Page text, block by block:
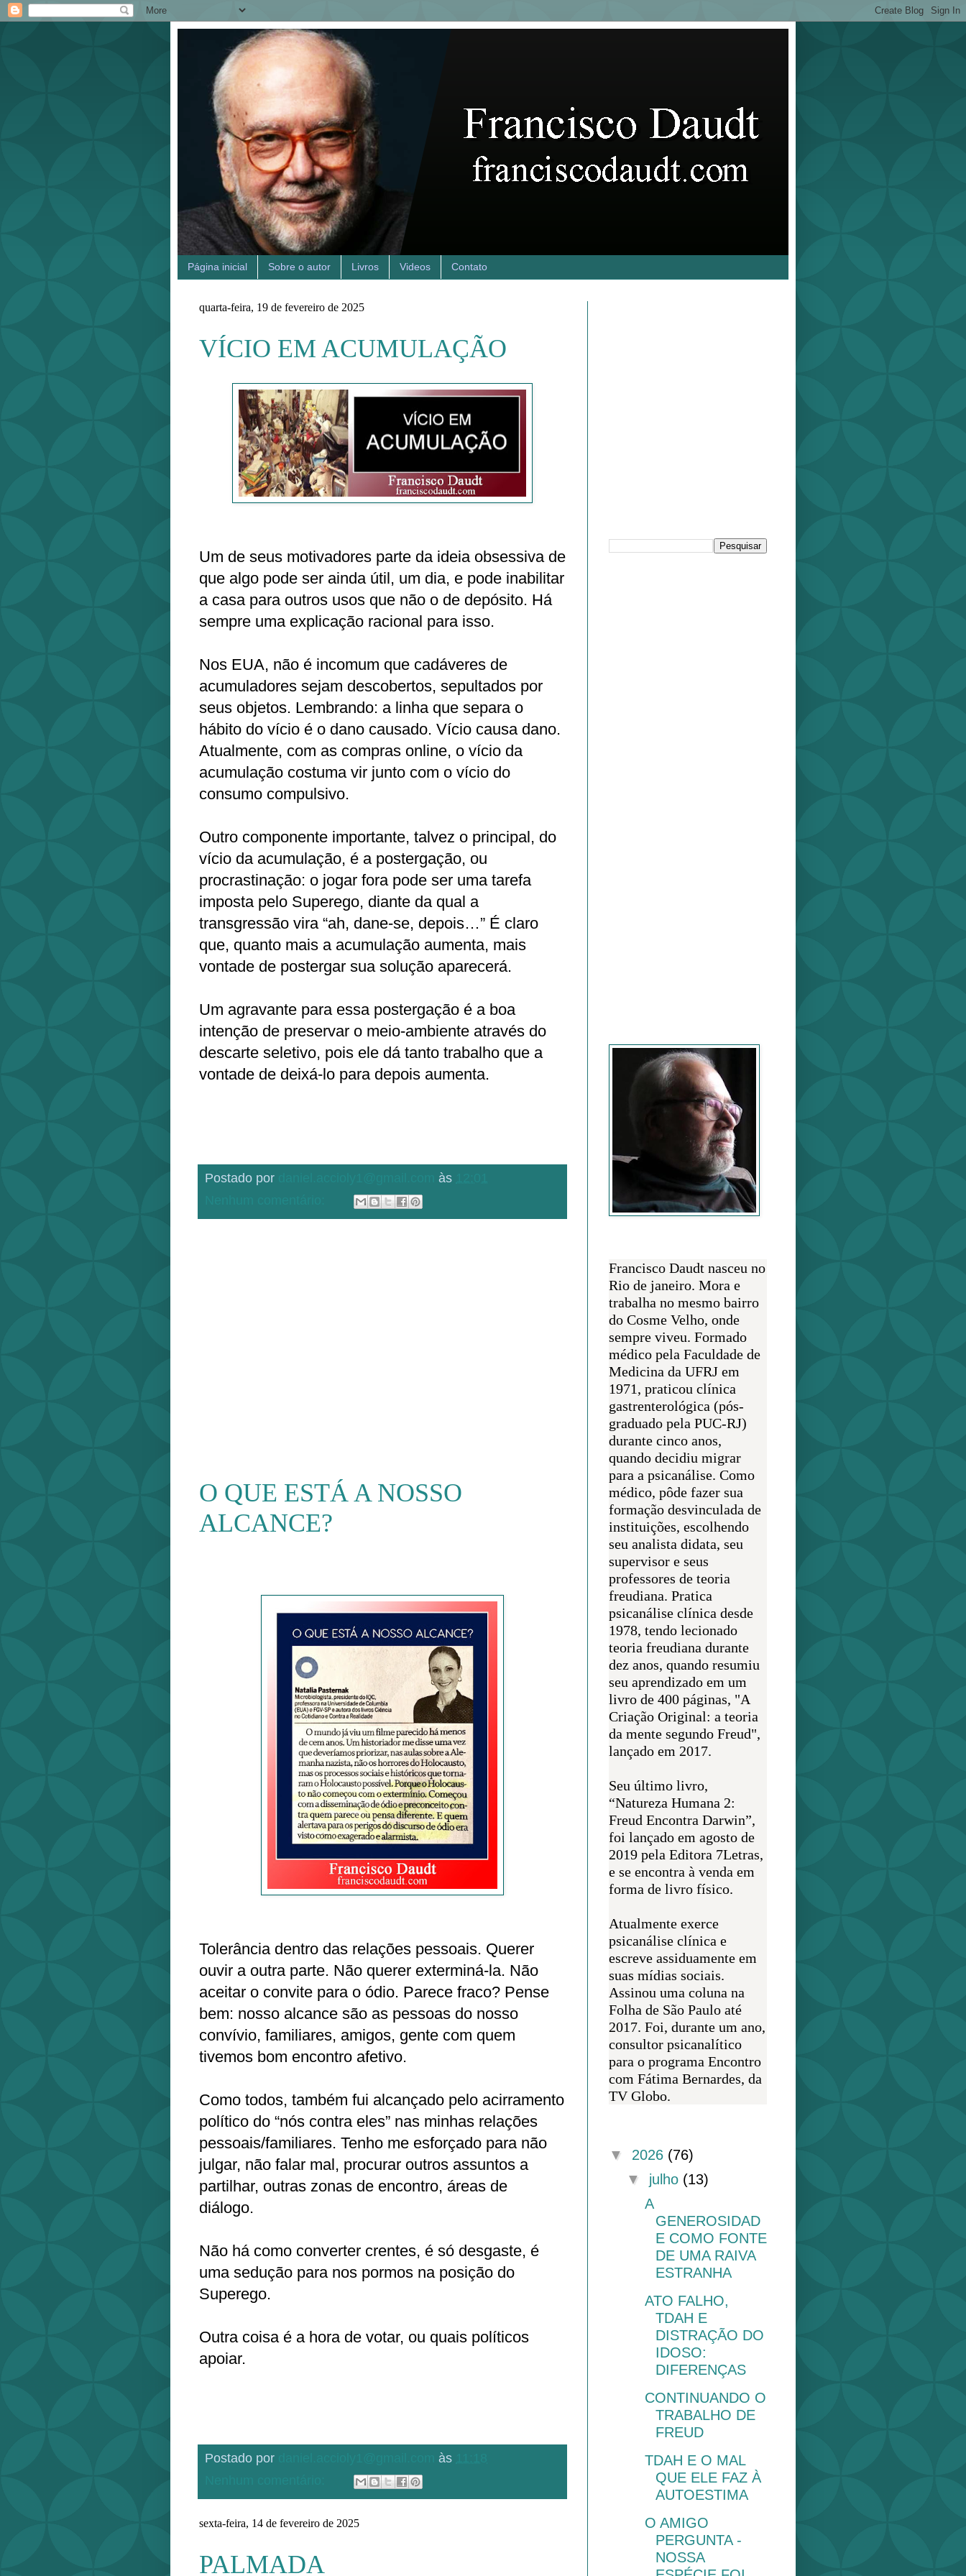
Página inicial Sobre o autor Livros Videos Contato
quarta-feira, 19 de fevereiro de 2025
VÍCIO EM ACUMULAÇÃO
Um de seus motivadores parte da ideia obsessiva de
que algo pode ser ainda útil, um dia, e pode inabilitar
a casa para outros usos que não o de depósito. Há
sempre uma explicação racional para isso.
Nos EUA, não é incomum que cadáveres de
acumuladores sejam descobertos, sepultados por
seus objetos. Lembrando: a linha que separa o
hábito do vício é o dano causado. Vício causa dano.
Atualmente, com as compras online, o vício da
acumulação costuma vir junto com o vício do
consumo compulsivo.
Outro componente importante, talvez o principal, do
vício da acumulação, é a postergação, ou
procrastinação: o jogar fora pode ser uma tarefa
imposta pelo Superego, diante da qual a
transgressão vira “ah, dane-se, depois…” É claro
que, quanto mais a acumulação aumenta, mais
vontade de postergar sua solução aparecerá.
Um agravante para essa postergação é a boa
intenção de preservar o meio-ambiente através do
descarte seletivo, pois ele dá tanto trabalho que a
vontade de deixá-lo para depois aumenta.
Postado por às
O QUE ESTÁ A NOSSO
ALCANCE?
Tolerância dentro das relações pessoais. Querer
ouvir a outra parte. Não querer exterminá-la. Não
aceitar o convite para o ódio. Parece fraco? Pense
bem: nosso alcance são as pessoas do nosso
convívio, familiares, amigos, gente com quem
tivemos bom encontro afetivo.
Como todos, também fui alcançado pelo acirramento
político do “nós contra eles” nas minhas relações
pessoais/familiares. Tenho me esforçado para não
julgar, não falar mal, procurar outros assuntos a
partilhar, outras zonas de encontro, áreas de
diálogo.
Não há como converter crentes, é só desgaste, é
uma sedução para nos pormos na posição do
Superego.
Outra coisa é a hora de votar, ou quais políticos
apoiar.
Postado por às
sexta-feira, 14 de fevereiro de 2025
PALMADA
Francisco Daudt nasceu no
Rio de janeiro. Mora e
trabalha no mesmo bairro
do Cosme Velho, onde
sempre viveu. Formado
médico pela Faculdade de
Medicina da UFRJ em
1971, praticou clínica
gastrenterológica (pós-
graduado pela PUC-RJ)
durante cinco anos,
quando decidiu migrar
para a psicanálise. Como
médico, pôde fazer sua
formação desvinculada de
instituições, escolhendo
seu analista didata, seu
supervisor e seus
professores de teoria
freudiana. Pratica
psicanálise clínica desde
1978, tendo lecionado
teoria freudiana durante
dez anos, quando resumiu
seu aprendizado em um
livro de 400 páginas, "A
Criação Original: a teoria
da mente segundo Freud",
lançado em 2017.
Seu último livro,
“Natureza Humana 2:
Freud Encontra Darwin”,
foi lançado em agosto de
2019 pela Editora 7Letras,
e se encontra à venda em
forma de livro físico.
Atualmente exerce
psicanálise clínica e
escreve assiduamente em
suas mídias sociais.
Assinou uma coluna na
Folha de São Paulo até
2017. Foi, durante um ano,
consultor psicanalítico
para o programa Encontro
com Fátima Bernardes, da
TV Globo.
▼ 2026 (76)
▼ julho (13)
A
GENEROSIDAD
E COMO FONTE
DE UMA RAIVA
ESTRANHA
ATO FALHO,
TDAH E
DISTRAÇÃO DO
IDOSO:
DIFERENÇAS
CONTINUANDO O
TRABALHO DE
FREUD
TDAH E O MAL
QUE ELE FAZ À
AUTOESTIMA
O AMIGO
PERGUNTA -
NOSSA